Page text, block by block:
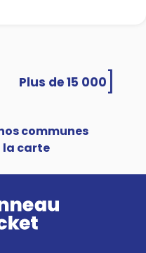
communes
la carte